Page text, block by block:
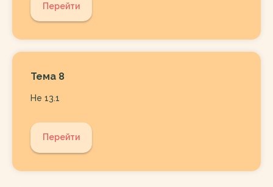
Перейти
Тема 8
Не 13.1
Перейти